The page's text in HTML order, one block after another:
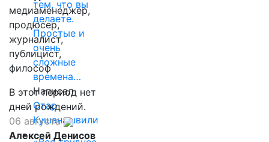
тем, что вы
делаете.
Простые и
очень
сложные
времена…
Написал
Отар
Кушанашвили
медиаменеджер,
продюсер,
журналист,
публицист,
философ
В этот период нет
дней рождений.
06 августа
Алексей Денисов